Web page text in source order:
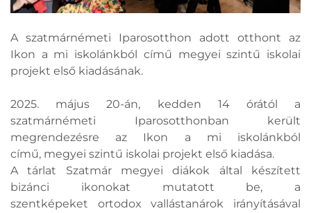
A szatmárnémeti Iparosotthon adott otthont az
Ikon a mi iskolánkból című megyei szintű iskolai
projekt első kiadásának.
2025. május 20-án, kedden 14 órától a
szatmárnémeti Iparosotthonban került
megrendezésre az Ikon a mi iskolánkból
című, megyei szintű iskolai projekt első kiadása.
A tárlat Szatmár megyei diákok által készített
bizánci ikonokat mutatott be, a
szentképeket ortodox vallástanárok irányításával